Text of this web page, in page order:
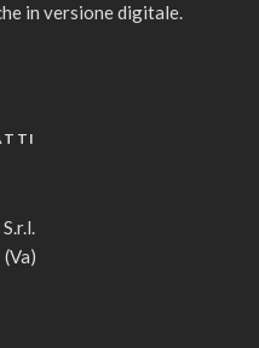
in versione digitale.